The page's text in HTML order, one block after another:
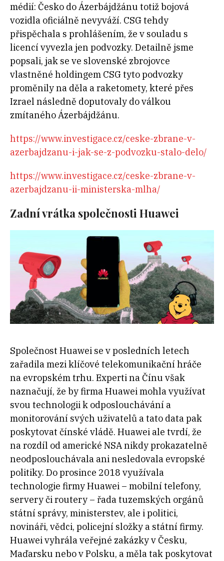
médií: Česko do Ázerbájdžánu totiž bojová
vozidla oficiálně nevyváží. CSG tehdy
přispěchala s prohlášením, že v souladu s
licencí vyvezla jen podvozky. Detailně jsme
popsali, jak se ve slovenské zbrojovce
vlastněné holdingem CSG tyto podvozky
proměnily na děla a raketomety, které přes
Izrael následně doputovaly do válkou
zmítaného Ázerbájdžánu.
https://www.investigace.cz/ceske-zbrane-v-
azerbajdzanu-i-jak-se-z-podvozku-stalo-delo/
https://www.investigace.cz/ceske-zbrane-v-
azerbajdzanu-ii-ministerska-mlha/
Zadní vrátka společnosti Huawei
Společnost Huawei se v posledních letech
zařadila mezi klíčové telekomunikační hráče
na evropském trhu. Experti na Čínu však
naznačují, že by firma Huawei mohla využívat
svou technologii k odposlouchávání a
monitorování svých uživatelů a tato data pak
poskytovat čínské vládě. Huawei ale tvrdí, že
na rozdíl od americké NSA nikdy prokazatelně
neodposlouchávala ani nesledovala evropské
politiky. Do prosince 2018 využívala
technologie firmy Huawei – mobilní telefony,
servery či routery – řada tuzemských orgánů
státní správy, ministerstev, ale i politici,
novináři, vědci, policejní složky a státní firmy.
Huawei vyhrála veřejné zakázky v Česku,
Maďarsku nebo v Polsku, a měla tak poskytovat